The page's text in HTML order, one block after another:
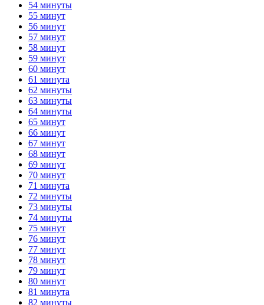
54 минуты
55 минут
56 минут
57 минут
58 минут
59 минут
60 минут
61 минута
62 минуты
63 минуты
64 минуты
65 минут
66 минут
67 минут
68 минут
69 минут
70 минут
71 минута
72 минуты
73 минуты
74 минуты
75 минут
76 минут
77 минут
78 минут
79 минут
80 минут
81 минута
82 минуты